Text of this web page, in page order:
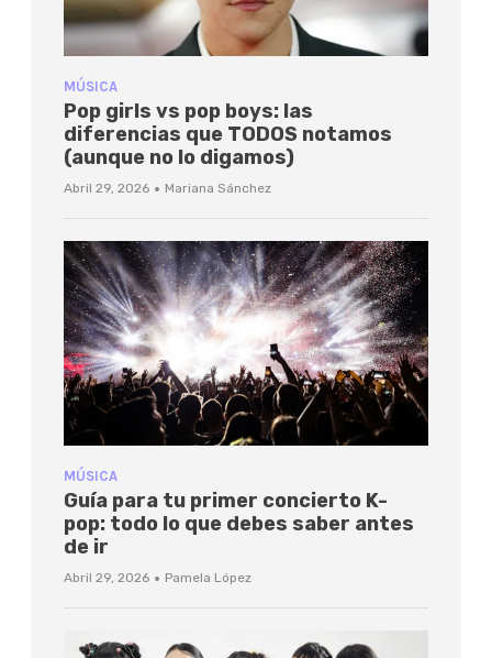
MÚSICA
Pop girls vs pop boys: las
diferencias que TODOS notamos
(aunque no lo digamos)
Abril 29, 2026 · Mariana Sánchez
MÚSICA
Guía para tu primer concierto K-
pop: todo lo que debes saber antes
de ir
Abril 29, 2026 · Pamela López